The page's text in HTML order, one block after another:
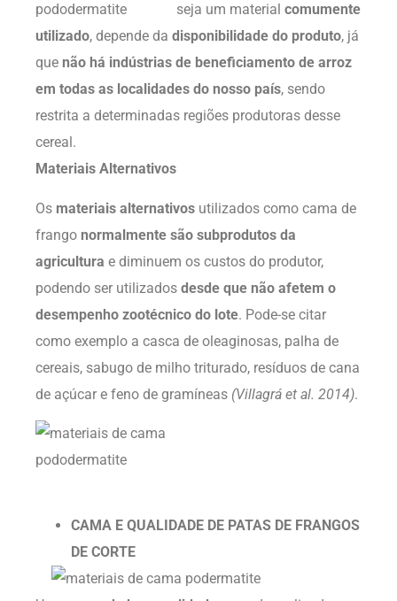
seja um material comumente
utilizado, depende da disponibilidade do produto, já
que não há indústrias de beneficiamento de arroz
em todas as localidades do nosso país, sendo
restrita a determinadas regiões produtoras desse
cereal.
Materiais Alternativos
Os materiais alternativos utilizados como cama de
frango normalmente são subprodutos da
agricultura e diminuem os custos do produtor,
podendo ser utilizados desde que não afetem o
desempenho zootécnico do lote. Pode-se citar
como exemplo a casca de oleaginosas, palha de
cereais, sabugo de milho triturado, resíduos de cana
de açúcar e feno de gramíneas (Villagrá et al. 2014).
CAMA E QUALIDADE DE PATAS DE FRANGOS
DE CORTE